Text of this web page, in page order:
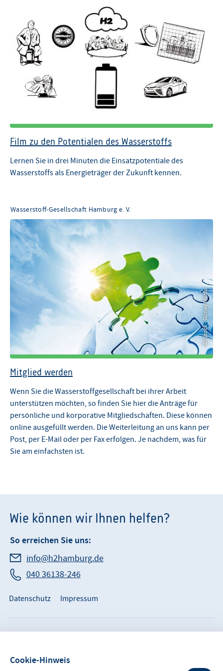
Cookie-Hinweis
Film zu den Potentialen des Wasserstoffs
Lernen Sie in drei Minuten die Einsatzpotentiale des
Wasserstoffs als Energieträger der Zukunft kennen.
Wasserstoff-Gesellschaft Hamburg e. V.
© iStock - Günay Mutlu
Mitglied werden
Wenn Sie die Wasserstoffgesellschaft bei ihrer Arbeit
unterstützen möchten, so finden Sie hier die Anträge für
persönliche und korporative Mitgliedschaften. Diese können
online ausgefüllt werden. Die Weiterleitung an uns kann per
Post, per E-Mail oder per Fax erfolgen. Je nachdem, was für
Sie am einfachsten ist.
Wie können wir Ihnen helfen?
So erreichen Sie uns:
info@h2hamburg.de
040 36138-246
Für die Richtigkeit der in dieser Website
Datenschutz Impressum